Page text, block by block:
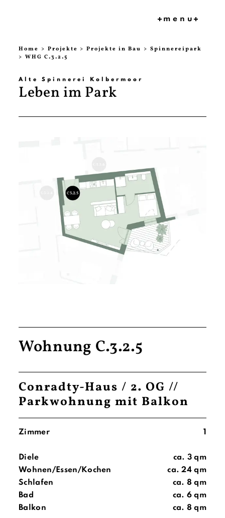
menu
HOME
PRESSE
Home Projekte Projekte in Bau
Spinnereipark
WHG C.3.2.5
Alte Spinnerei Kolbermoor
Leben im Park
Wohnung C.3.2.5
Conradty-Haus / 2. OG //
Parkwohnung mit Balkon
Zimmer 1
Diele
ca. 3 qm
Wohnen/Essen/Kochen
ca. 24 qm
Schlafen
ca. 8 qm
Bad
ca. 6 qm
Balkon
ca. 8 qm